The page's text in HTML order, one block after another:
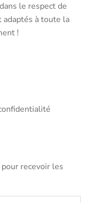
le respect de
à toute la
!
recevoir les